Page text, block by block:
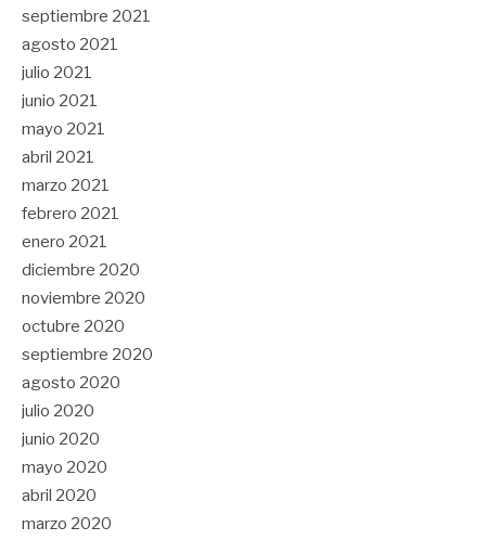
septiembre 2021
agosto 2021
julio 2021
junio 2021
mayo 2021
abril 2021
marzo 2021
febrero 2021
enero 2021
diciembre 2020
noviembre 2020
octubre 2020
septiembre 2020
agosto 2020
julio 2020
junio 2020
mayo 2020
abril 2020
marzo 2020